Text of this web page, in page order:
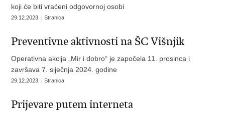
koji će biti vraćeni odgovornoj osobi
29.12.2023. | Stranica
Preventivne aktivnosti na ŠC Višnjik
Operativna akcija „Mir i dobro“ je započela 11. prosinca i
završava 7. siječnja 2024. godine
29.12.2023. | Stranica
Prijevare putem interneta